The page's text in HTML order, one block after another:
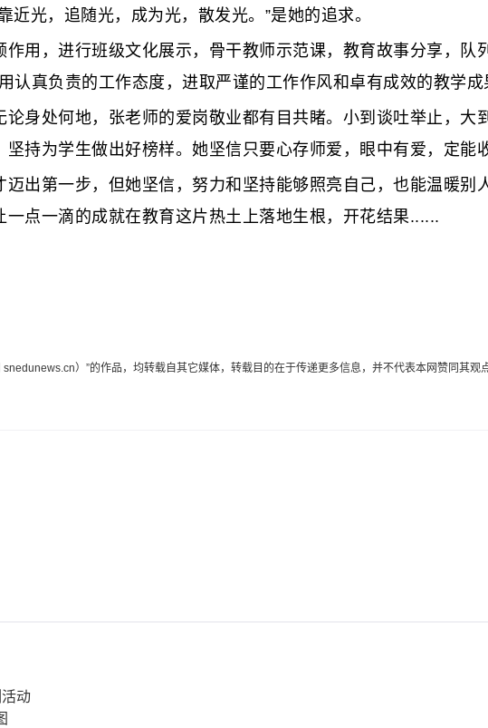
光，追随光，成为光，散发光。”是她的追求。
，进行班级文化展示，骨干教师示范课，教育故事分享，队
认真负责的工作态度，进取严谨的工作作风和卓有成效的教学
处何地，张老师的爱岗敬业都有目共睹。小到谈吐举止，大
持为学生做出好榜样。她坚信只要心存师爱，眼中有爱，定能
第一步，但她坚信，努力和坚持能够照亮自己，也能温暖别
点一滴的成就在教育这片热土上落地生根，开花结果......
）”的作品，均转载自其它媒体，转载目的在于传递更多信息，并不代表本网赞同其
动